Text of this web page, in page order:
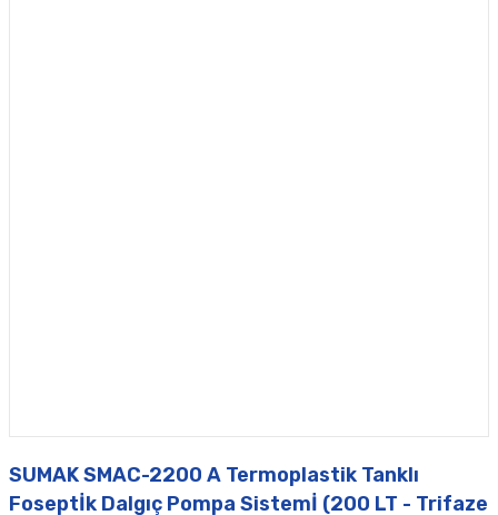
SUMAK SMAC-2200 A Termoplastik Tanklı
Foseptİk Dalgıç Pompa Sistemİ (200 LT - Trifaze